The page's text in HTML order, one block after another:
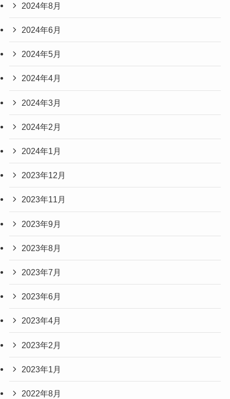
2024年8月
2024年6月
2024年5月
2024年4月
2024年3月
2024年2月
2024年1月
2023年12月
2023年11月
2023年9月
2023年8月
2023年7月
2023年6月
2023年4月
2023年2月
2023年1月
2022年8月